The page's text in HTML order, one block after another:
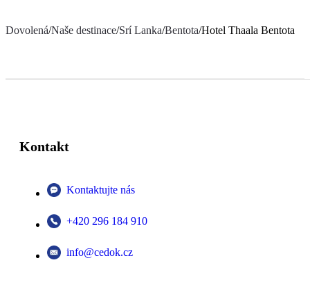
Dovolená/Naše destinace/Srí Lanka/Bentota/Hotel Thaala Bentota
Kontakt
Kontaktujte nás
+420 296 184 910
info@cedok.cz